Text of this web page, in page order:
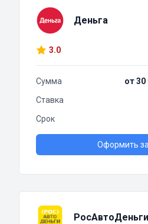
Деньга
3.0
Сумма
от 30
Ставка
Срок
Оформить
РосАвтоДеньги